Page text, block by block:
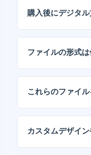
購入後にデジタ
ファイルの形式
これらのファイ
カスタムデザイ